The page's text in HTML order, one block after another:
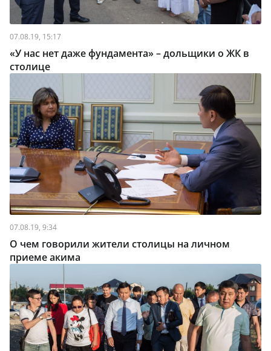
07.08.19, 15:17
«У нас нет даже фундамента» – дольщики о ЖК в
столице
07.08.19, 9:34
О чем говорили жители столицы на личном
приеме акима